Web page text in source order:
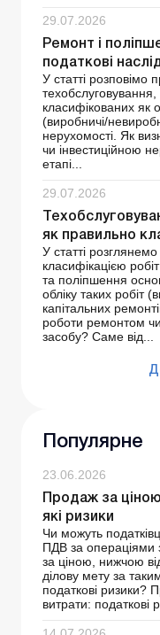
29.07.2026
Ремонт і
податкові
У статті розповімо
класифікованих як
(виробничі/
нерухомості. Як
чи інвестиційною
етапі...
29.07.2026
як правильно
У статті
класифікацією
та поліпшення
обліку таких робіт
капітальних
роботи ремонтом
засобу? Саме від...
Популярне
23.06.2026
Продаж за
які ризики
Чи можуть
ПДВ за операціями
за ціною, нижчою
ділову мету за
податкові ризики?
витрати: податкові